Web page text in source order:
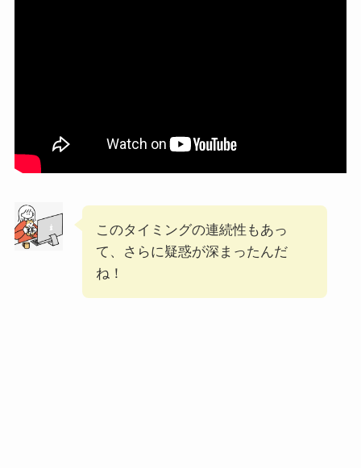
このタイミングの連続性もあっ
て、さらに疑惑が深まったんだ
ね！